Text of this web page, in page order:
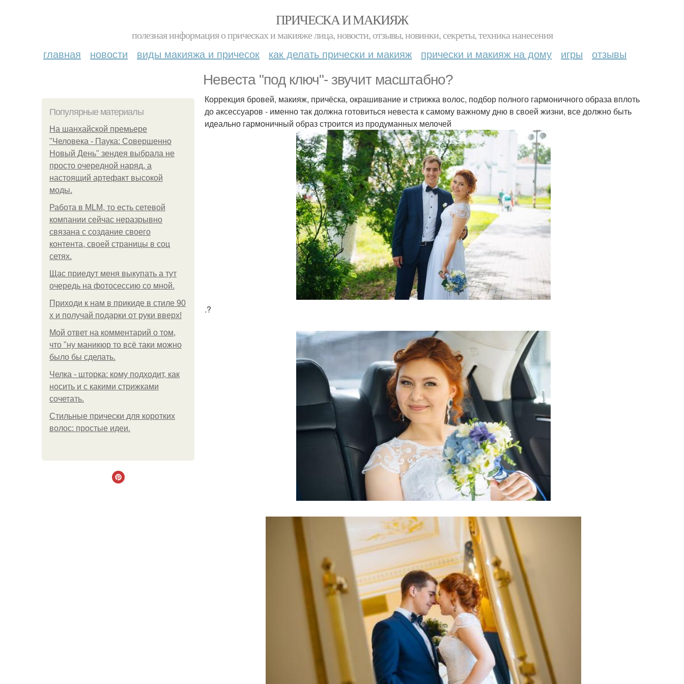
ПРИЧЕСКА И МАКИЯЖ
полезная информация о прическах и макияже лица, новости, отзывы, новинки, секреты, техника нанесения
главная новости виды макияжа и причесок как делать прически и макияж прически и макияж на дому игры отзывы
Невеста "под ключ"- звучит масштабно?
Популярные материалы
На шанхайской премьере
"Человека - Паука: Совершенно
Новый День" зендея выбрала не
просто очередной наряд, а
настоящий артефакт высокой
моды.
Работа в MLM, то есть сетевой
компании сейчас неразрывно
связана с создание своего
контента, своей страницы в соц
сетях.
Щас приедут меня выкупать а тут
очередь на фотосессию со мной.
Приходи к нам в прикиде в стиле 90
х и получай подарки от руки вверх!
Мой ответ на комментарий о том,
что "ну маникюр то всё таки можно
было бы сделать.
Челка - шторка: кому подходит, как
носить и с какими стрижками
сочетать.
Стильные прически для коротких
волос: простые идеи.
Коррекция бровей, макияж, причёска, окрашивание и стрижка волос, подбор полного гармоничного образа вплоть
до аксессуаров - именно так должна готовиться невеста к самому важному дню в своей жизни, все должно быть
идеально гармоничный образ строится из продуманных мелочей
.?